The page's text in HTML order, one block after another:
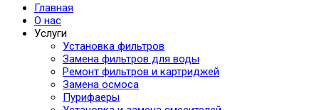
Главная
О нас
Услуги
Установка фильтров
Замена фильтров для воды
Ремонт фильтров и картриджей
Замена осмоса
Пурифаеры